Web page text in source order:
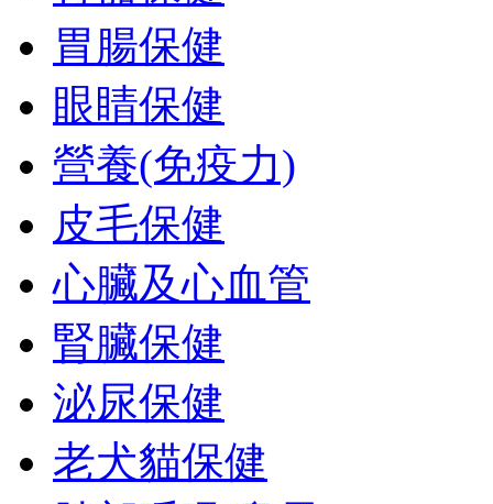
胃腸保健
眼睛保健
營養(免疫力)
皮毛保健
心臟及心血管
腎臟保健
泌尿保健
老犬貓保健